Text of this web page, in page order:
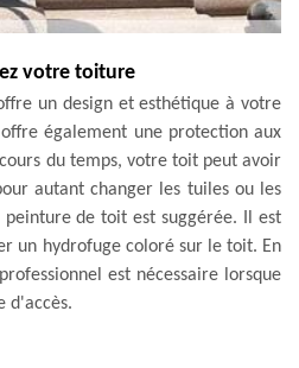
votre toiture
un design et esthétique à votre
également une protection aux
du temps, votre toit peut avoir
autant changer les tuiles ou les
peinture de toit est suggérée. Il est
un hydrofuge coloré sur le toit. En
est nécessaire lorsque
d'accès.